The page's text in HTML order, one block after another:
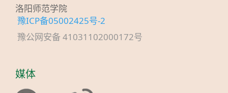
洛阳师范学院
豫ICP备05002425号-2
豫公网安备 41031102000172号
媒体